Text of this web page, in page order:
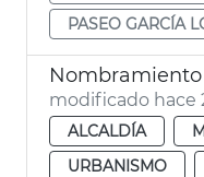
PASEO GARCÍA
modificado hace
ALCALDÍA
URBANISMO